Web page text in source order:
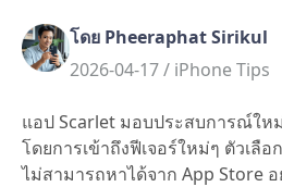
Tenorshare
New
iAnyGo
โดย Pheeraphat Sirikul
2026-04-17 / iPhone Tips
แอป Scarlet มอบประสบการณ์ให
โดยการเข้าถึงฟีเจอร์ใหม่ๆ ตัวเลื
ไม่สามารถหาได้จาก App Store